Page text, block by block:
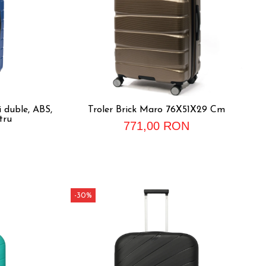
ABS,
Troler Brick Maro 76X51X29 Cm
771,00 RON
-30%